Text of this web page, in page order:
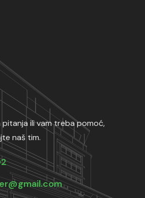
ili vam treba pomoć,
naš tim.